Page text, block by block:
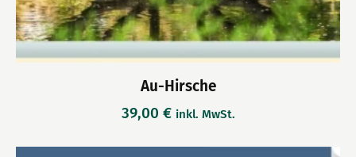
Au-Hirsche
39,00 € inkl. MwSt.